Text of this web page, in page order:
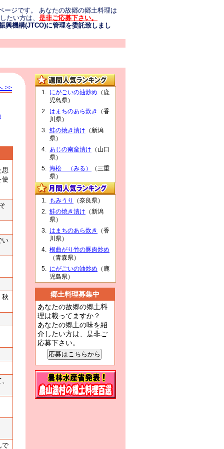
ージです。 あなたの故郷の郷土料理は
たい方は、 是非ご応募下さい。
興機構(JTCO)に管理を委託致しまし
>>
思
使
い
秋
で
にがごいの油炒め （鹿
児島県）
はまちのあら炊き
（香
川県）
鮭の焼き漬け （新潟
県）
あじの南蛮漬け （山口
県）
海松 （みる）
（三重
県）
もみうり
（奈良県）
鮭の焼き漬け （新潟
県）
はまちのあら炊き
（香
川県）
根曲がり竹の豚肉炒め
（青森県）
にがごいの油炒め （鹿
児島県）
郷土料理募集中
あなたの故郷の郷土料
理は載ってますか？
あなたの郷土の味を紹
介したい方は、是非ご
応募下さい。